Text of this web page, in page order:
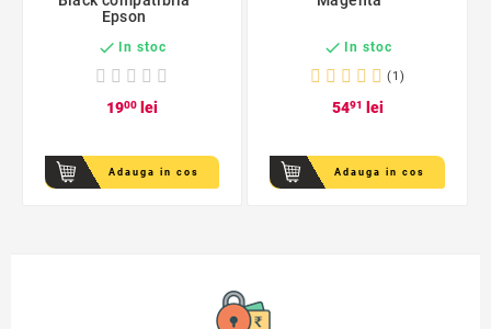
Epson
 In stoc
1900lei
Adauga in cos
 In stoc
(1)
5491 lei
Adauga in cos